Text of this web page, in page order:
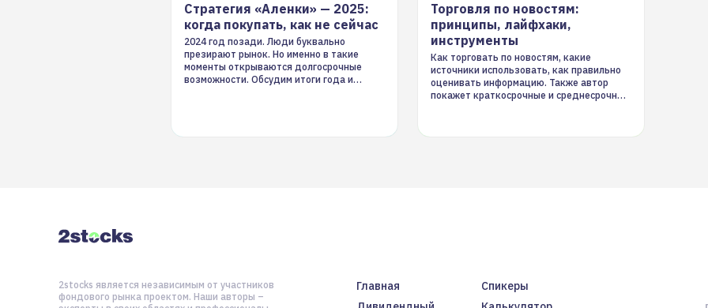
Стратегия «Аленки» — 2025:
когда покупать, как не сейчас
2024 год позади. Люди буквально
презирают рынок. Но именно в такие
моменты открываются долгосрочные
возможности. Обсудим итоги года и
Торговля по новостям:
принципы, лайфхаки,
инструменты
Как торговать по новостям, какие
источники использовать, как правильно
оценивать информацию. Также автор
покажет краткосрочные и среднесрочные
Главная
Спикеры
2stocks является независимым от участников
фондового рынка проектом. Наши авторы –